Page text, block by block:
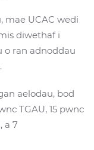
mae UCAC wedi
diwethaf i
o ran adnoddau
aelodau, bod
TGAU, 15 pwnc
a 7